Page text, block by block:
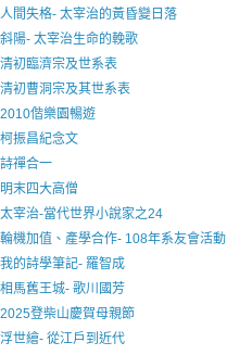
人間失格- 太宰治的黃昏變日落
斜陽- 太宰治生命的輓歌
清初臨濟宗及世系表
清初曹洞宗及其世系表
2010偕樂園暢遊
柯振昌紀念文
詩禪合一
明末四大高僧
太宰治-當代世界小說家之24
輪機加值、產學合作- 108年系友會活動
我的詩學筆記- 羅智成
相馬舊王城- 歌川國芳
2025登柴山慶賀母親節
浮世繪- 從江戶到近代